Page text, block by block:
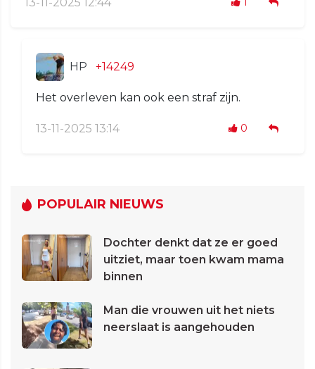
HP +14249
Het overleven kan ook een straf zijn.
13-11-2025 13:14 0
POPULAIR NIEUWS
Dochter denkt dat ze er goed
uitziet, maar toen kwam mama
binnen
Man die vrouwen uit het niets
neerslaat is aangehouden